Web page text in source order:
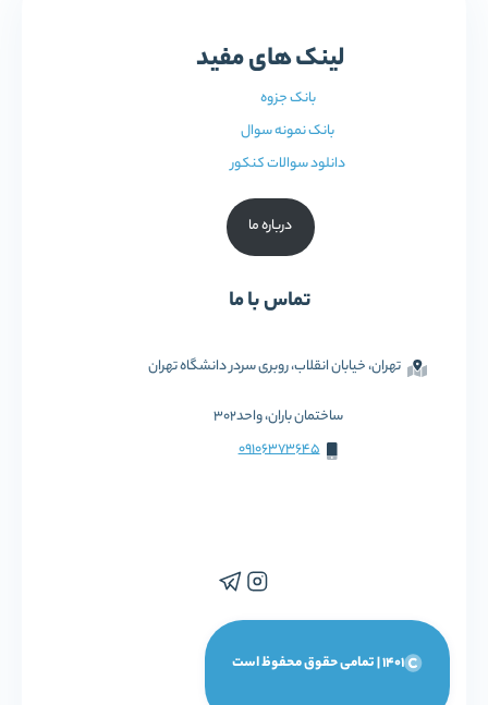
لینک های مفید
بانک جزوه
بانک نمونه سوال
دانلود سوالات کنکور
درباره ما
تماس با ما
تهران، خیابان انقلاب، روبری سردر دانشگاه تهران
ساختمان باران، واحد302
09106373645
1401 | تمامی حقوق محفوظ است